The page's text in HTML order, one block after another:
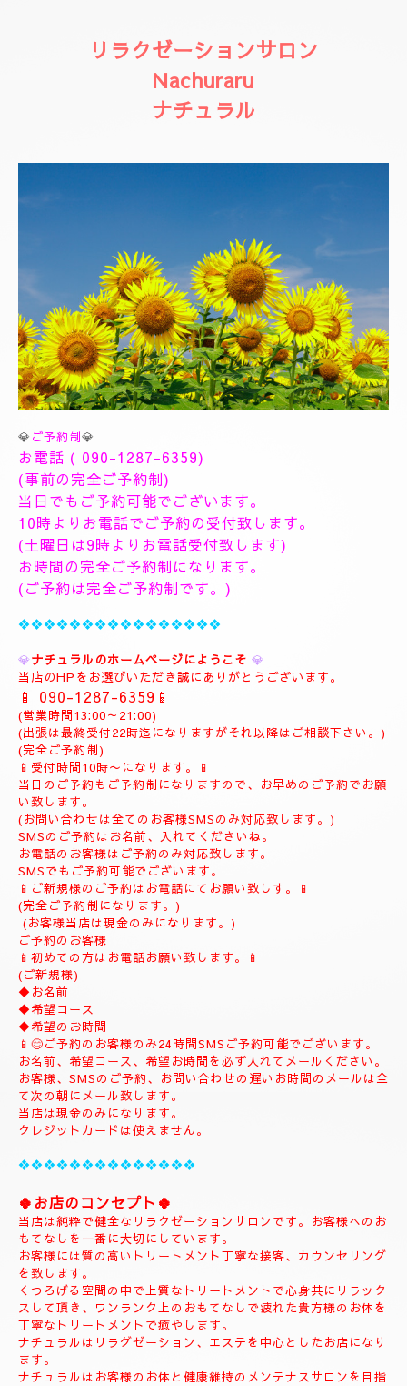
リラクゼーションサロン
Nachuraru
ナチュラル
💎ご予約制💎
お電話 ( 090-1287-6359
(事前の完全ご予約制)
当日でもご予約可能でございます。
10時よりお電話でご予約の受付致します。
(土曜日は9時よりお電話受付致します)
お時間の完全ご予約制になります。
(ご予約は完全ご予約制です。)
❖❖❖❖❖❖❖❖❖❖❖❖❖❖❖❖
💎ナチュラルのホームページにようこそ
当店のHPをお選びいただき誠にありがとうございます。
📱090-1287-6359
(営業時間13:00～21:00)
(出張は最終受付22時迄になりますがそれ以降はご相談下さい。)
(完全ご予約制)
📱受付時間10時〜になります。📱
当日のご予約もご予約制になりますので、お早めのご予約でお願
い致します。
(お問い合わせは全てのお客様SMSのみ対応致します。)
SMSのご予約はお名前、入れてくださいね。
お電話のお客様はご予約のみ対応致します。
SMSでもご予約可能でございます。
📱ご新規様のご予約はお電話にてお願い致しす。📱
(お客様当店は現金のみになります。)
📱初めての方はお電話お願い致します。📱
(ご新規様)
◆お名前
◆希望コース
◆希望のお時間
📱😊ご予約のお客様のみ24時間SMSご予約可能でございます。
お名前、希望コース、希望お時間を必ず入れてメールください。
お客様、SMSのご予約、お問い合わせの遅いお時間のメールは全
て次の朝にメール致します。
当店は現金のみになります。
クレジットカードは使えません。